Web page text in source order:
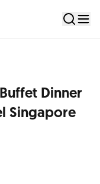
Dinner
Singapore